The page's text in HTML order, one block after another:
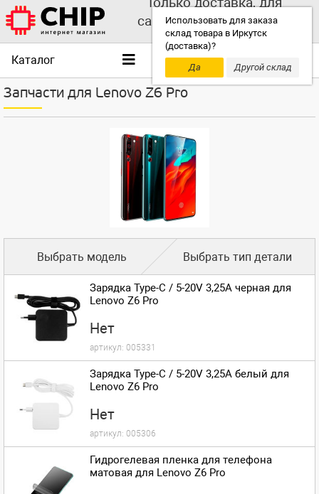
Использовать для заказа
склад товара в Иркутск
(доставка)?
Да
Другой склад
самовывоза выбирайте
другой склад!
Каталог
Запчасти для Lenovo Z6 Pro
Выбрать модель Выбрать тип детали
Зарядка Type-C / 5-20V 3,25A черная для
Lenovo Z6 Pro
Нет
артикул: 005331
Зарядка Type-C / 5-20V 3,25A белый для
Lenovo Z6 Pro
Нет
артикул: 005306
Гидрогелевая пленка для телефона
матовая для Lenovo Z6 Pro